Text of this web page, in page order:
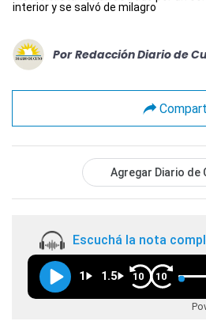
interior y se salvó de milagro
Por Redacción Diario de
Agregar Diario de
Escuchá la nota
1 1.5 10 10